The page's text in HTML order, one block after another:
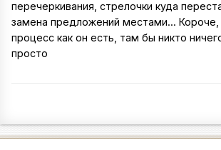
перечеркивания, стрелочки куда
замена предложений местами... Короче,
процесс как он есть, там бы никто
просто